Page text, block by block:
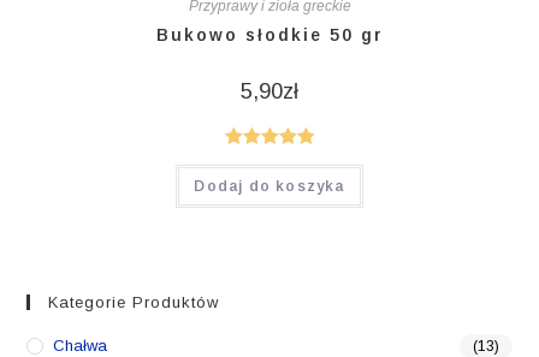
Przyprawy i zioła greckie
Bukowo słodkie 50 gr
5,90zł
Oceniono
5.00na 5
Dodaj do koszyka
Kategorie Produktów
Chałwa (13)